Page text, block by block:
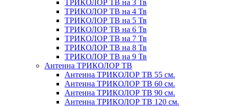
ТРИКОЛОР ТВ на 3 Тв
ТРИКОЛОР ТВ на 4 Тв
ТРИКОЛОР ТВ на 5 Тв
ТРИКОЛОР ТВ на 6 Тв
ТРИКОЛОР ТВ на 7 Тв
ТРИКОЛОР ТВ на 8 Тв
ТРИКОЛОР ТВ на 9 Тв
Антенна ТРИКОЛОР ТВ
Антенна ТРИКОЛОР ТВ 55 см.
Антенна ТРИКОЛОР ТВ 60 см.
Антенна ТРИКОЛОР ТВ 90 см.
Антенна ТРИКОЛОР ТВ 120 см.